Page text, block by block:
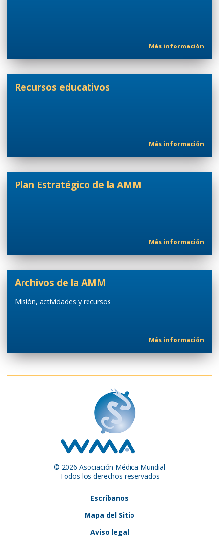
Más información
Recursos educativos
Más información
Plan Estratégico de la AMM
Más información
Archivos de la AMM
Misión, actividades y recursos
Más información
© 2026 Asociación Médica Mundial
Todos los derechos reservados
Escríbanos
Mapa del Sitio
Aviso legal